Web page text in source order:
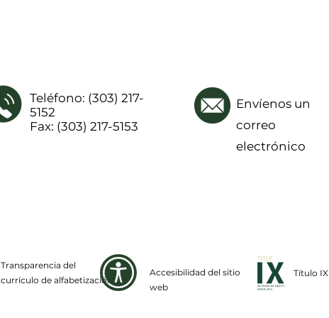
Teléfono: (303) 217-
5152
Fax: (303) 217-5153
Envíenos un
correo
electrónico
Transparencia del
currículo de alfabetización
Accesibilidad del sitio
web
Título IX